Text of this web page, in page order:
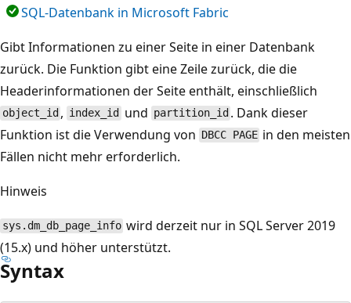
SQL-Datenbank in Microsoft Fabric
Gibt Informationen zu einer Seite in einer Datenbank
zurück. Die Funktion gibt eine Zeile zurück, die die
Headerinformationen der Seite enthält, einschließlich
object_id , index_id und partition_id . Dank dieser
Funktion ist die Verwendung von DBCC PAGE in den meisten
Fällen nicht mehr erforderlich.
Hinweis
sys.dm_db_page_info wird derzeit nur in SQL Server 2019
(15.x) und höher unterstützt.
Syntax